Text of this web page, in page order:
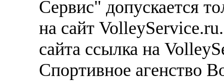
Сервис" допускается
на сайт
сайта ссылка на
Спортивное агенство